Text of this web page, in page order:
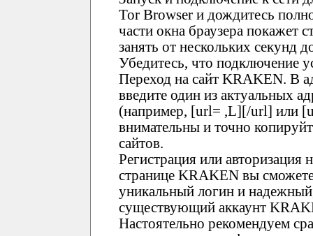
Tor Browser и дождитесь
части окна браузера покажет
занять от нескольких
Убедитесь, что подключение
Переход на сайт KRAKEN. В
введите один из актуальных
(например, [url= ,L][/url] или
внимательны и точно
сайтов.
Регистрация или
странице KRAKEN вы
уникальный логин и
существующий аккаунт
Настоятельно рекомендуем